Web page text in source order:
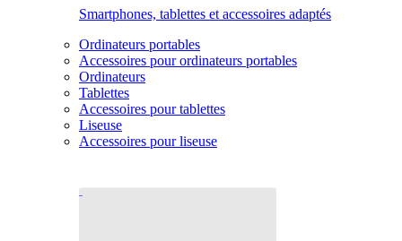
Smartphones, tablettes et accessoires adaptés
Ordinateurs portables
Accessoires pour ordinateurs portables
Ordinateurs
Tablettes
Accessoires pour tablettes
Liseuse
Accessoires pour liseuse